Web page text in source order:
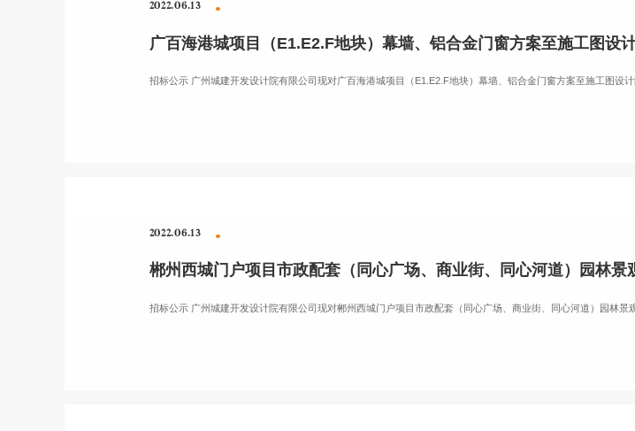
2022.06.13
广百海港城项目（E1.E2.F地块）幕墙、铝合金门窗方案至施工图设
招标公示 广州城建开发设计院有限公司现对广百海港城项目（E1.E2.F地块）幕墙、铝合金门窗方案至施工图设计
2022.06.13
郴州西城门户项目市政配套（同心广场、商业街、同心河道）园林
招标公示 广州城建开发设计院有限公司现对郴州西城门户项目市政配套（同心广场、商业街、同心河道）园林景